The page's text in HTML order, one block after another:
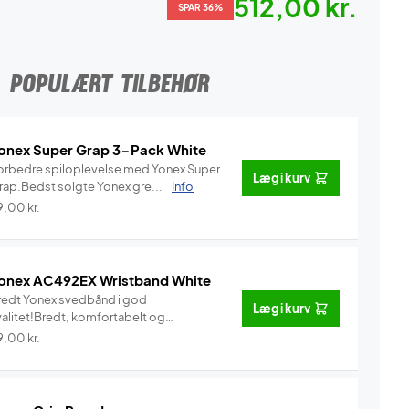
SPAR 36% 512,00 kr.
POPULÆRT TILBEHØR
Super Grap 3-Pack White
spiloplevelse med Yonex Super
solgte Yonex gre...
Info
kr.
Læg i kurv
AC492EX Wristband White
Yonex svedbånd i god
komfortabelt og
kr.
Læg i kurv